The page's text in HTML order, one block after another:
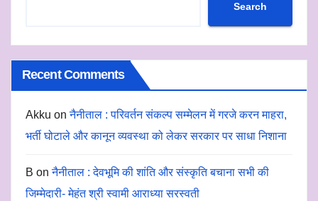
Search
Recent Comments
Akku onनैनीताल : परिवर्तन संकल्प सम्मेलन में गरजे करन माहरा,
भर्ती घोटाले और कानून व्यवस्था को लेकर सरकार पर साधा निशाना
B onनैनीताल : देवभूमि की शांति और संस्कृति बचाना सभी की
जिम्मेदारी- मेहंत श्री स्वामी आराध्या सरस्वती